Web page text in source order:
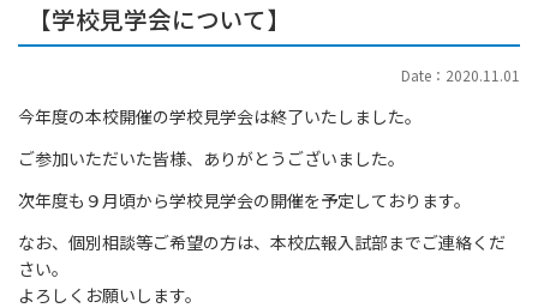
【学校見学会について】
Date：2020.11.01
今年度の本校開催の学校見学会は終了いたしました。
ご参加いただいた皆様、ありがとうございました。
次年度も９月頃から学校見学会の開催を予定しております。
なお、個別相談等ご希望の方は、本校広報入試部までご連絡くだ
さい。
よろしくお願いします。